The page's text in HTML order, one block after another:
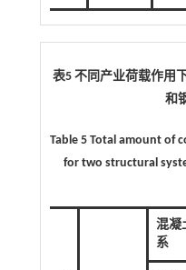
表5 不同产业荷载作用
和
Table 5 Total amount of
for two structural
混凝
系